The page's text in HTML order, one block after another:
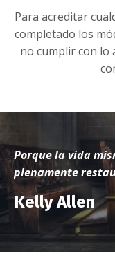
Para acreditar
completado los
no cumplir con lo
Porque la vida
plenamente
Kelly Allen